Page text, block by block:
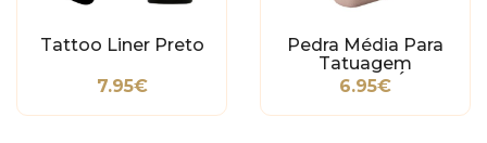
Tattoo Liner Preto
7.95€
Pedra Média Para
Tatuagem
Temporária - Árvore
6.95€